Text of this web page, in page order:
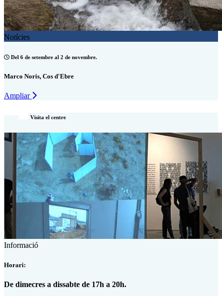
Notícies
Del 6 de setembre al 2 de novembre.
Marco Noris, Cos d'Ebre
Ampliar
Visita el centre
Informació
Horari:
De dimecres a dissabte de 17h a 20h.